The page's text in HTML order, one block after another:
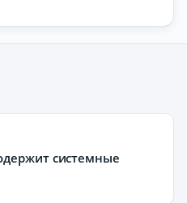
системные